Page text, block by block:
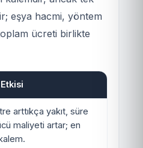
eşya hacmi, yöntem
ücreti birlikte
arttıkça yakıt, süre
maliyeti artar; en